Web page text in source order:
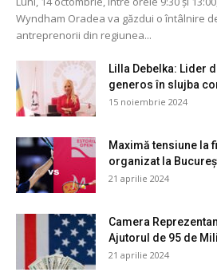
Wyndham Oradea va găzdui o întâlnire
antreprenorii din regiunea...
Lilla Debelka: Lider
generos în slujba
15 noiembrie 2024
Maximă tensiune la
organizat la
21 aprilie 2024
Camera
Ajutorul de 95 de
21 aprilie 2024